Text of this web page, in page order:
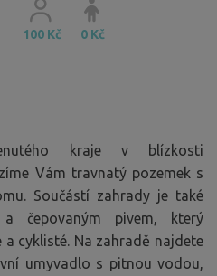
100 Kč 0 Kč
kraje v blízkosti
Vám travnatý pozemek s
Součástí zahrady je také
čepovaným pivem, který
cyklisté. Na zahradě najdete
umyvadlo s pitnou vodou,